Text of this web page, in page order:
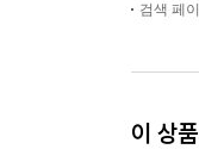
검색 페
이 상